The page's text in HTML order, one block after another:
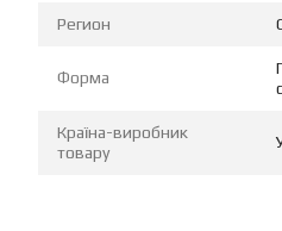
Регион
Форма
Країна-виробник
товару